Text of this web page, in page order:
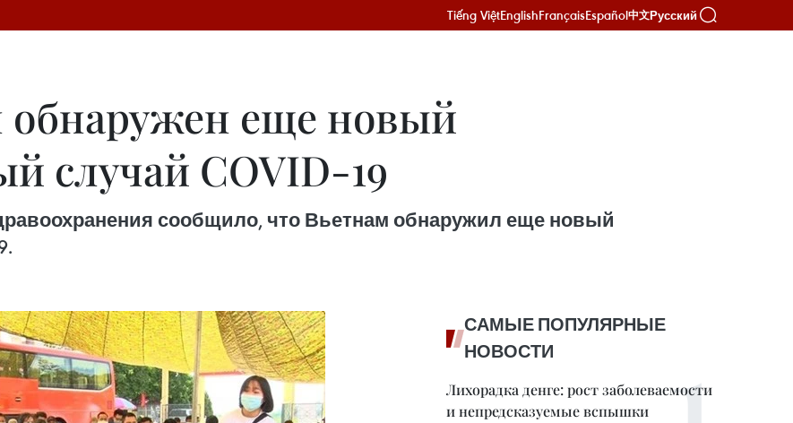
Tiếng ViệtEnglishFrançaisEspañol中文Русский
обнаружен еще новый
случай COVID-19
сообщило, что Вьетнам обнаружил еще новый
САМЫЕ ПОПУЛЯРНЫЕ
НОВОСТИ
Лихорадка денге: рост заболеваемости
и непредсказуемые вспышки